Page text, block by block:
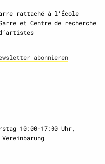
rattaché à l‘École
et Centre de recherche
abonnieren
10:00-17:00 Uhr,